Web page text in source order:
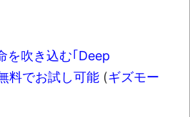
を吹き込む｢Deep
料でお試し可能 (ギズモー